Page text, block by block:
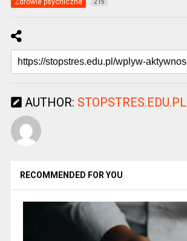
215
AUTHOR: STOPSTRES.EDU.PL
RECOMMENDED FOR YOU